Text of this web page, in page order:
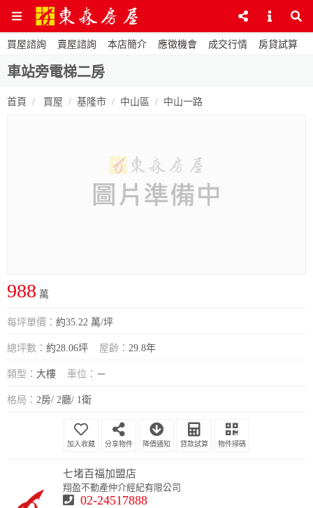
買屋諮詢 賣屋諮詢 本店簡介 應徵機會 成交行情 房貸試算
車站旁電梯二房
首頁 買屋 基隆市 中山區 中山一路
988 萬
每坪單價： 約35.22 萬/坪
總坪數： 約28.06坪 屋齡： 29.8年
類型： 大樓 車位： －
格局： 2房/ 2廳/ 1衛
分享物件 降價通知 貸款試算 物件掃碼
七堵百福加盟店
翔盈不動產仲介經紀有限公司
02-24517888